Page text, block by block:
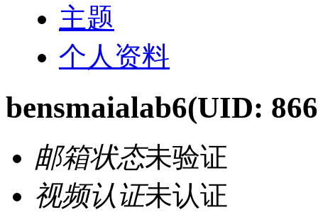
主题
个人资料
bensmaialab6(UID:
邮箱状态未验证
视频认证未认证